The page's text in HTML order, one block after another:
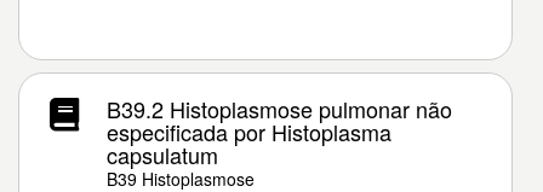
B39.2 Histoplasmose pulmonar não
especificada por Histoplasma
capsulatum
B39 Histoplasmose